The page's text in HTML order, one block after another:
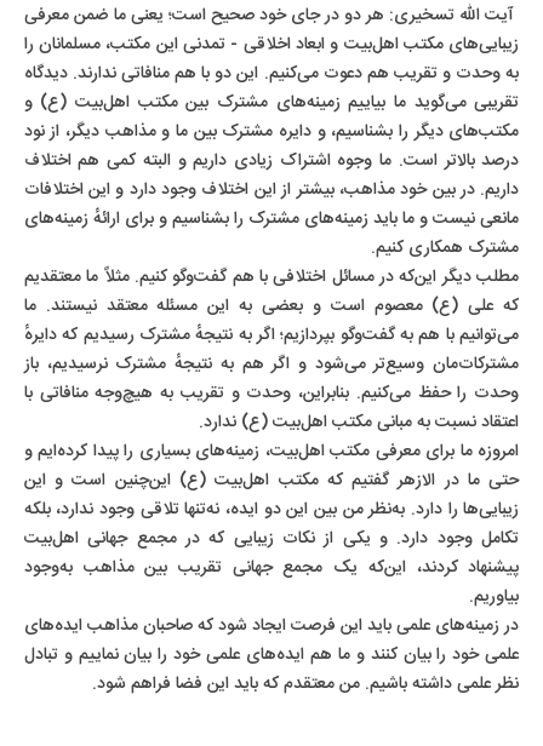
آیت الله تسخیری: هر دو در جای خود صحیح است؛ یعنی ما ضمن معرفی
زیبایی‌های مکتب اهل‌بیت و ابعاد اخلاقی - تمدنی این مکتب، مسلمانان را
به وحدت و تقریب هم دعوت می‌کنیم. این دو با هم منافاتی ندارند. دیدگاه
تقریبی می‌گوید ما بیاییم زمینه‌های مشترک بین مکتب اهل‌بیت (ع) و
مکتب‌های دیگر را بشناسیم، و دایره مشترک بین ما و مذاهب دیگر، از نود
درصد بالاتر است. ما وجوه اشتراک زیادی داریم و البته کمی هم اختلاف
داریم. در بین خود مذاهب، بیشتر از این اختلاف وجود دارد و این اختلافات
مانعی نیست و ما باید زمینه‌های مشترک را بشناسیم و برای ارائهٔ زمینه‌های
مشترک همکاری کنیم.
مطلب دیگر این‌که در مسائل اختلافی با هم گفت‌وگو کنیم. مثلاً ما معتقدیم
که علی (ع) معصوم است و بعضی به این مسئله معتقد نیستند. ما
می‌توانیم با هم به گفت‌وگو بپردازیم؛ اگر به نتیجهٔ مشترک رسیدیم که دایرهٔ
مشترکات‌مان وسیع‌تر می‌شود و اگر هم به نتیجهٔ مشترک نرسیدیم، باز
وحدت را حفظ می‌کنیم. بنابراین، وحدت و تقریب به هیچ‌وجه منافاتی با
اعتقاد نسبت به مبانی مکتب اهل‌بیت (ع) ندارد.
امروزه ما برای معرفی مکتب اهل‌بیت، زمینه‌های بسیاری را پیدا کرده‌ایم و
حتی ما در الازهر گفتیم که مکتب اهل‌بیت (ع) این‌چنین است و این
زیبایی‌ها را دارد. به‌نظر من بین این دو ایده، نه‌تنها تلاقی وجود ندارد، بلکه
تکامل وجود دارد. و یکی از نکات زیبایی که در مجمع جهانی اهل‌بیت
پیشنهاد کردند، این‌که یک مجمع جهانی تقریب بین مذاهب به‌وجود
بیاوریم.
در زمینه‌های علمی باید این فرصت ایجاد شود که صاحبان مذاهب ایده‌های
علمی خود را بیان کنند و ما هم ایده‌های علمی خود را بیان نماییم و تبادل
نظر علمی داشته باشیم. من معتقدم که باید این فضا فراهم شود.